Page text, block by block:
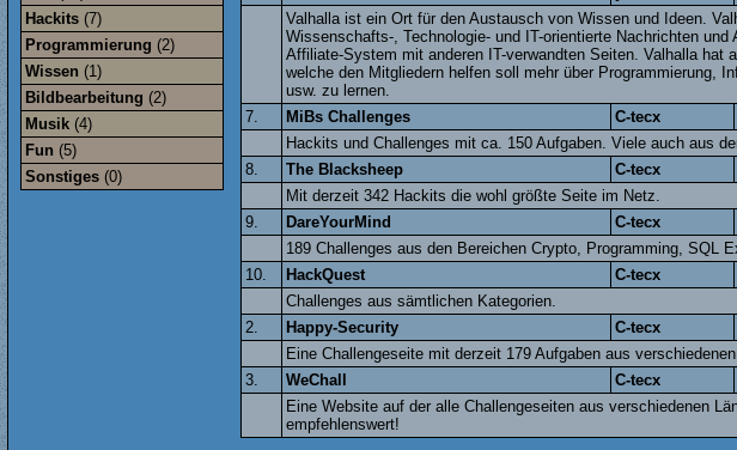
Hackits (7)
Programmierung (2)
Wissen (1)
Bildbearbeitung (2)
Musik (4)
Fun (5)
Sonstiges (0)
Valhalla ist ein Ort für den Austausch von Wissen und Ideen.
Wissenschafts-, Technologie- und IT-orientierte Nachrichten
Affiliate-System mit anderen IT-verwandten Seiten. Valhalla hat
welche den Mitgliedern helfen soll mehr über Programmierung,
usw. zu lernen.
7.
MiBs Challenges C-tecx
Hackits und Challenges mit ca. 150 Aufgaben. Viele auch aus
8.
The Blacksheep C-tecx
Mit derzeit 342 Hackits die wohl größte Seite im Netz.
9.
DareYourMind C-tecx
189 Challenges aus den Bereichen Crypto, Programming, SQL
10.
HackQuest C-tecx
Challenges aus sämtlichen Kategorien.
2.
Happy-Security C-tecx
Eine Challengeseite mit derzeit 179 Aufgaben aus
3.
WeChall C-tecx
Eine Website auf der alle Challengeseiten aus verschiedenen
empfehlenswert!